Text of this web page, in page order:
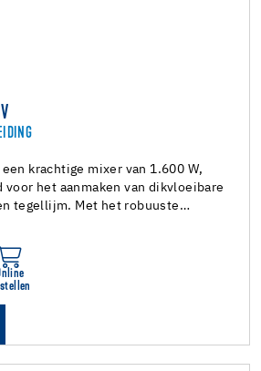
een krachtige mixer van 1.600 W,
het aanmaken van dikvloeibare
tegellijm. Met het robuuste…